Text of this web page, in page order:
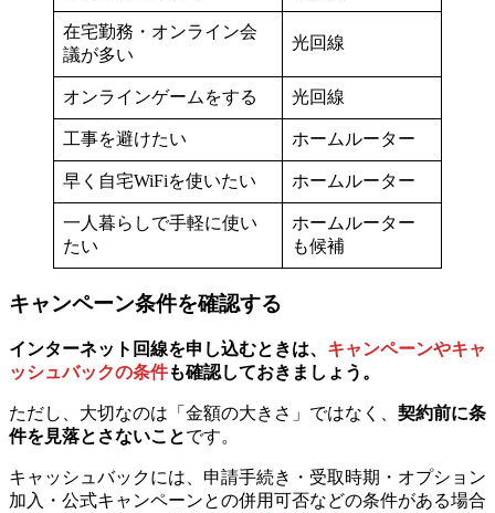
在宅勤務・オンライン会
議が多い
光回線
オンラインゲームをする 光回線
工事を避けたい ホームルーター
早く自宅WiFiを使いたい ホームルーター
一人暮らしで手軽に使い
たい
ホームルーター
も候補
キャンペーン条件を確認する
インターネット回線を申し込むときは、 キャンペーンやキャ
ッシュバックの条件も確認しておきましょう。
ただし、大切なのは「金額の大きさ」ではなく、 契約前に条
件を見落とさないことです。
キャッシュバックには、申請手続き・受取時期・オプション
加入・公式キャンペーンとの併用可否などの条件がある場合